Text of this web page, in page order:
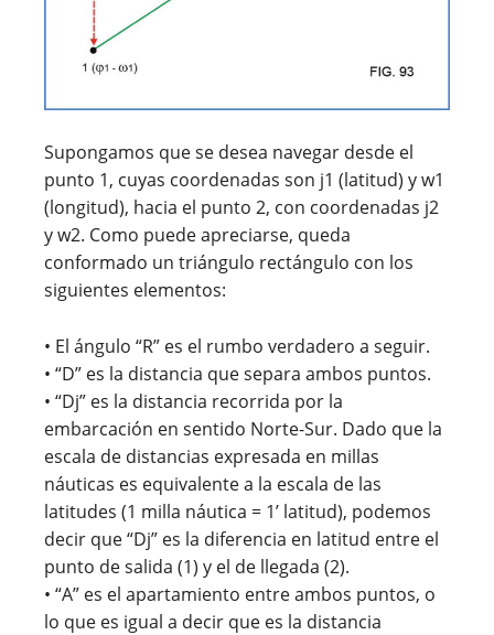
Supongamos que se desea navegar desde el
punto 1, cuyas coordenadas son j1 (latitud) y w1
(longitud), hacia el punto 2, con coordenadas j2
y w2. Como puede apreciarse, queda
conformado un triángulo rectángulo con los
siguientes elementos:
• El ángulo “R” es el rumbo verdadero a seguir.
• “D” es la distancia que separa ambos puntos.
• “Dj” es la distancia recorrida por la
embarcación en sentido Norte-Sur. Dado que la
escala de distancias expresada en millas
náuticas es equivalente a la escala de las
latitudes (1 milla náutica = 1’ latitud), podemos
decir que “Dj” es la diferencia en latitud entre el
punto de salida (1) y el de llegada (2).
• “A” es el apartamiento entre ambos puntos, o
lo que es igual a decir que es la distancia